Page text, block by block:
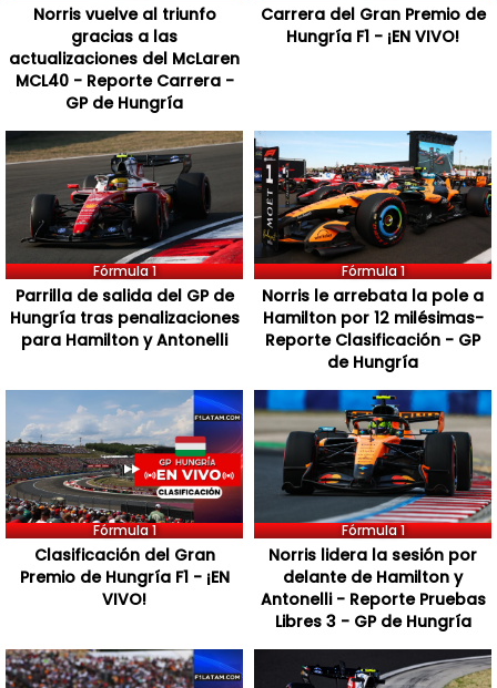
Norris vuelve al triunfo
gracias a las
actualizaciones del McLaren
MCL40 - Reporte Carrera -
GP de Hungría
Carrera del Gran Premio de
Hungría F1 - ¡EN VIVO!
Fórmula 1
Parrilla de salida del GP de
Hungría tras penalizaciones
para Hamilton y Antonelli
Fórmula 1
Norris le arrebata la pole a
Hamilton por 12 milésimas-
Reporte Clasificación - GP
de Hungría
Fórmula 1
Clasificación del Gran
Premio de Hungría F1 - ¡EN
VIVO!
Fórmula 1
Norris lidera la sesión por
delante de Hamilton y
Antonelli - Reporte Pruebas
Libres 3 - GP de Hungría